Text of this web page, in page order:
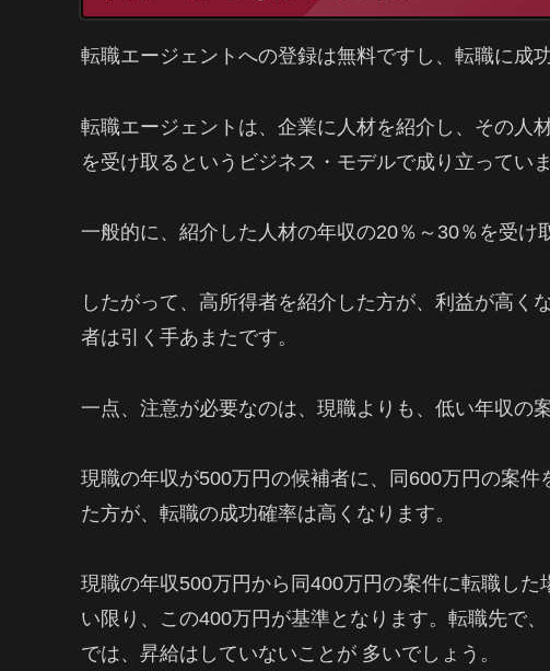
転職エージェントへの登録は無料ですし、転職に成
転職エージェントは、企業に人材を紹介し、その人
を受け取るというビジネス・モデルで成り立っていま
一般的に、紹介した人材の年収の20％～30％を受け
したがって、高所得者を紹介した方が、利益が高く
者は引く手あまたです。
一点、注意が必要なのは、現職よりも、低い年収の
現職の年収が500万円の候補者に、同600万円の案
た方が、転職の成功確率は高くなります。
現職の年収500万円から同400万円の案件に転職し
い限り、この400万円が基準となります。転職先で
では、昇給はしていないことが 多いでしょう。